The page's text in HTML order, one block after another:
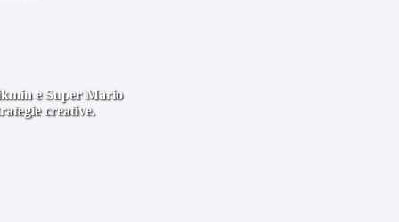
e Super Mario
creative.